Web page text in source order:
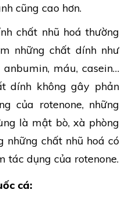
cũng cao hơn.
chất nhũ hoá thường
những chất dính như
máu, casein…
dính không gây phản
của rotenone, những
là mật bò, xà phòng
những chất nhũ hoá có
tác dụng của rotenone.
cá: